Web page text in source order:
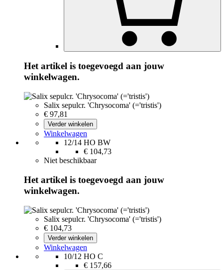
Het artikel is toegevoegd aan jouw
winkelwagen.
Salix sepulcr. 'Chrysocoma' (='tristis')
€ 97,81
Verder winkelen
Winkelwagen
12/14 HO BW
€ 104,73
Niet beschikbaar
Het artikel is toegevoegd aan jouw
winkelwagen.
Salix sepulcr. 'Chrysocoma' (='tristis')
€ 104,73
Verder winkelen
Winkelwagen
10/12 HO C
€ 157,66